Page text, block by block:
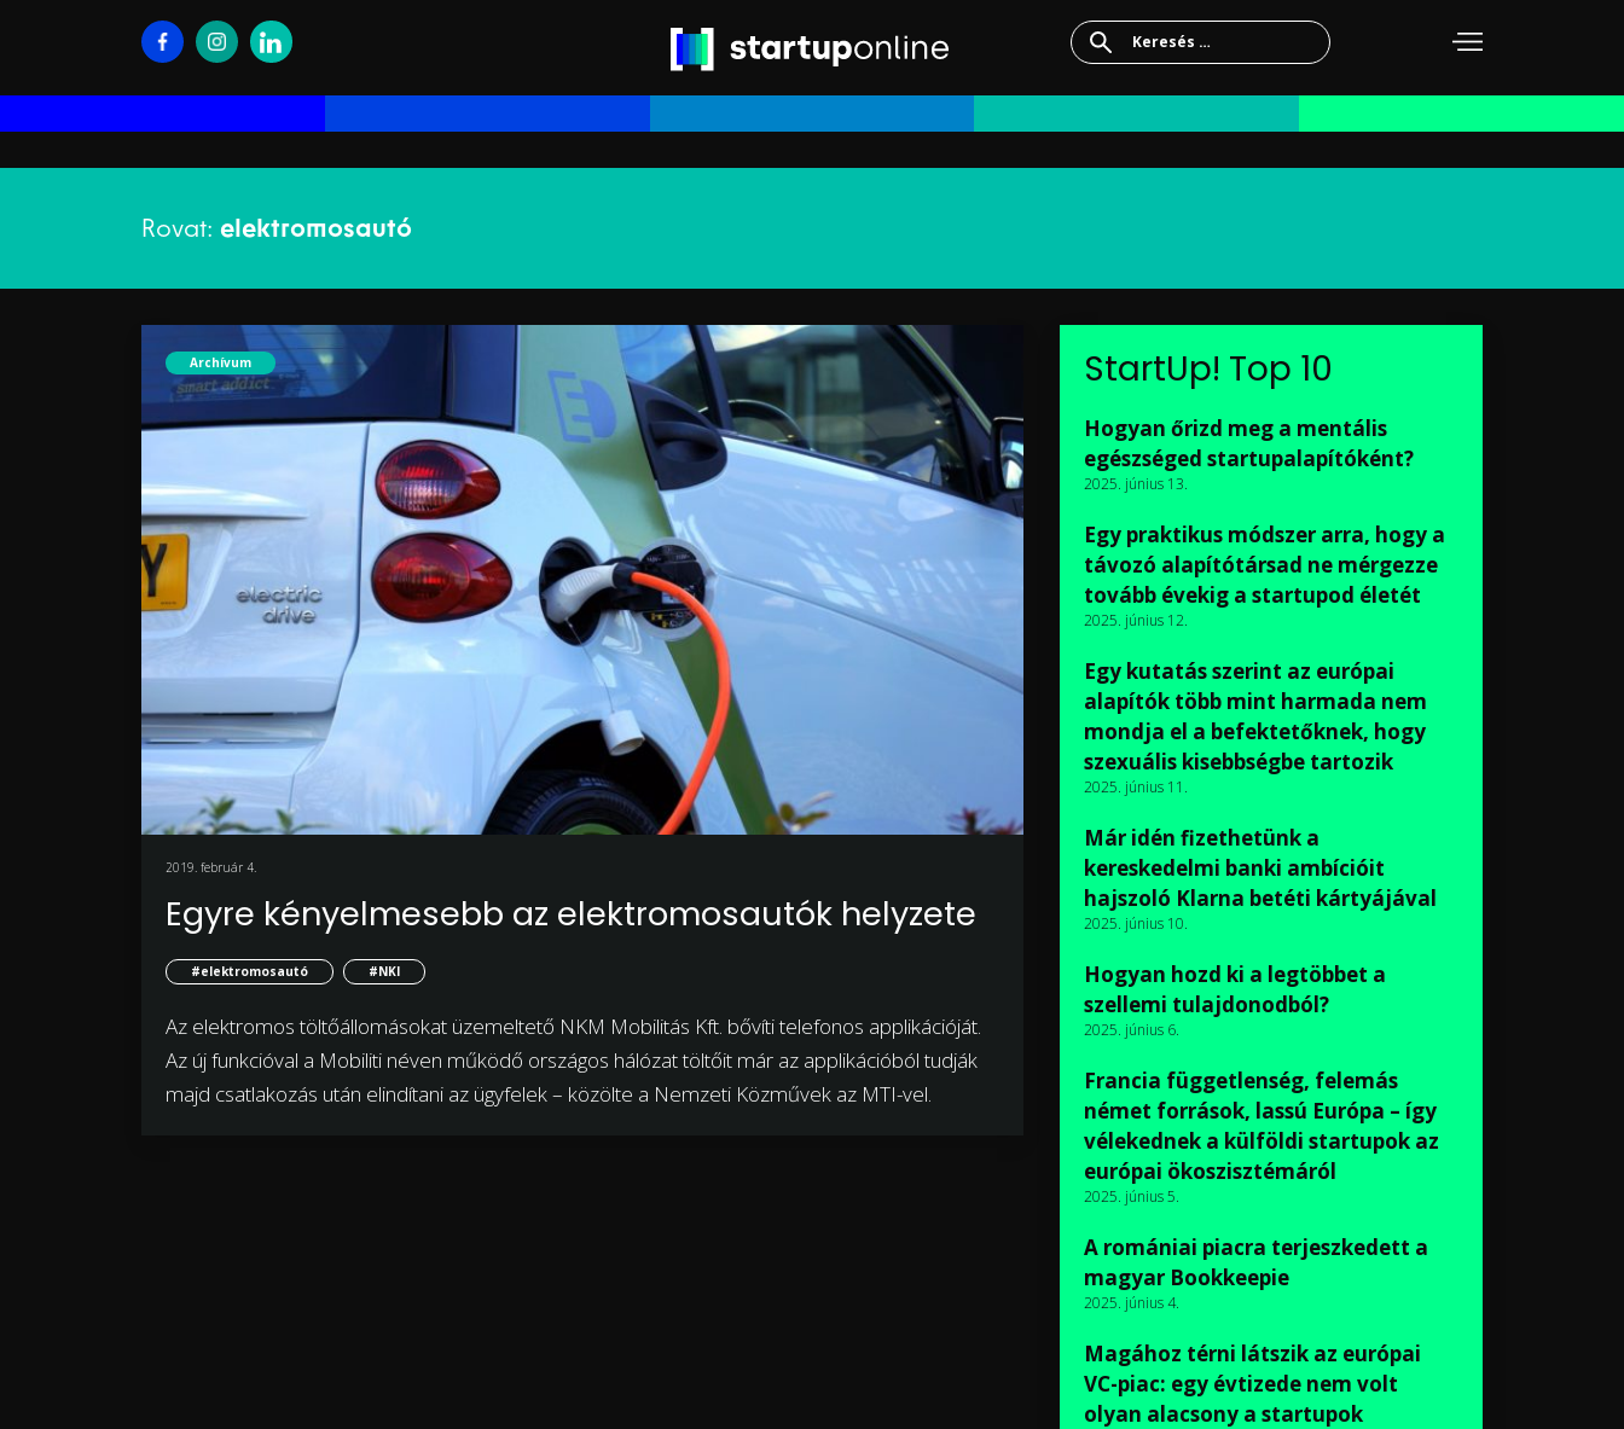
Keresés:
Rovat: elektromosautó
Archívum
2019. február 4.
Egyre kényelmesebb az elektromosautók helyzete
#elektromosautó #NKI
Az elektromos töltőállomásokat üzemeltető NKM Mobilitás Kft. bővíti telefonos applikációját.
Az új funkcióval a Mobiliti néven működő országos hálózat töltőit már az applikációból tudják
majd csatlakozás után elindítani az ügyfelek – közölte a Nemzeti Közművek az MTI-vel.
StartUp! Top 10
Hogyan őrizd meg a mentális
egészséged startupalapítóként?
2025. június 13.
Egy praktikus módszer arra, hogy a
távozó alapítótársad ne mérgezze
tovább évekig a startupod életét
2025. június 12.
Egy kutatás szerint az európai
alapítók több mint harmada nem
mondja el a befektetőknek, hogy
szexuális kisebbségbe tartozik
2025. június 11.
Már idén fizethetünk a
kereskedelmi banki ambícióit
hajszoló Klarna betéti kártyájával
2025. június 10.
Hogyan hozd ki a legtöbbet a
szellemi tulajdonodból?
2025. június 6.
Francia függetlenség, felemás
német források, lassú Európa – így
vélekednek a külföldi startupok az
európai ökoszisztémáról
2025. június 5.
A romániai piacra terjeszkedett a
magyar Bookkeepie
2025. június 4.
Magához térni látszik az európai
VC-piac: egy évtizede nem volt
olyan alacsony a startupok